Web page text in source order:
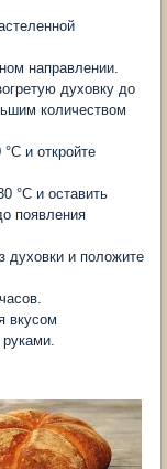
направлении.
духовку до
количеством
и откройте
°C и оставить
появления
духовки и положите
вкусом